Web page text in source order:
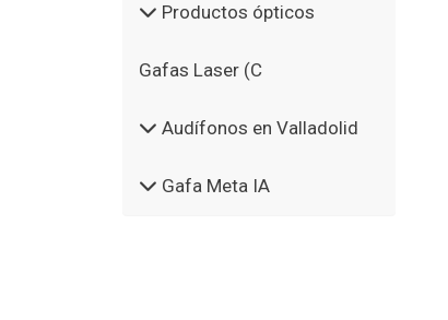
Productos ópticos
Gafas Laser (C
Audífonos en Valladolid
Gafa Meta IA